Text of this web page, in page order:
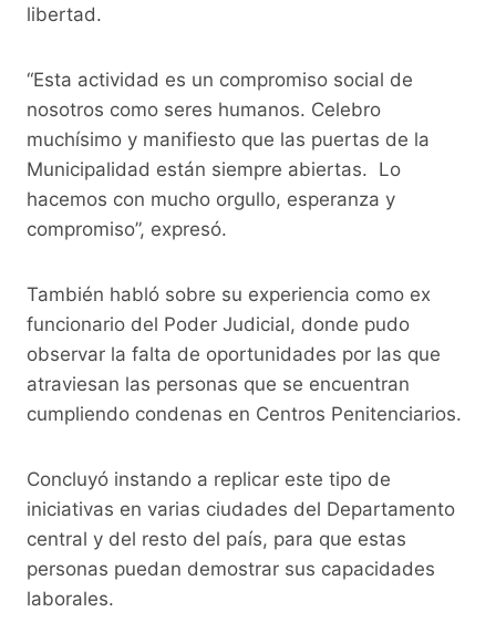
libertad.
“Esta actividad es un compromiso social de
nosotros como seres humanos. Celebro
muchísimo y manifiesto que las puertas de la
Municipalidad están siempre abiertas. Lo
hacemos con mucho orgullo, esperanza y
compromiso”, expresó.
También habló sobre su experiencia como ex
funcionario del Poder Judicial, donde pudo
observar la falta de oportunidades por las que
atraviesan las personas que se encuentran
cumpliendo condenas en Centros Penitenciarios.
Concluyó instando a replicar este tipo de
iniciativas en varias ciudades del Departamento
central y del resto del país, para que estas
personas puedan demostrar sus capacidades
laborales.